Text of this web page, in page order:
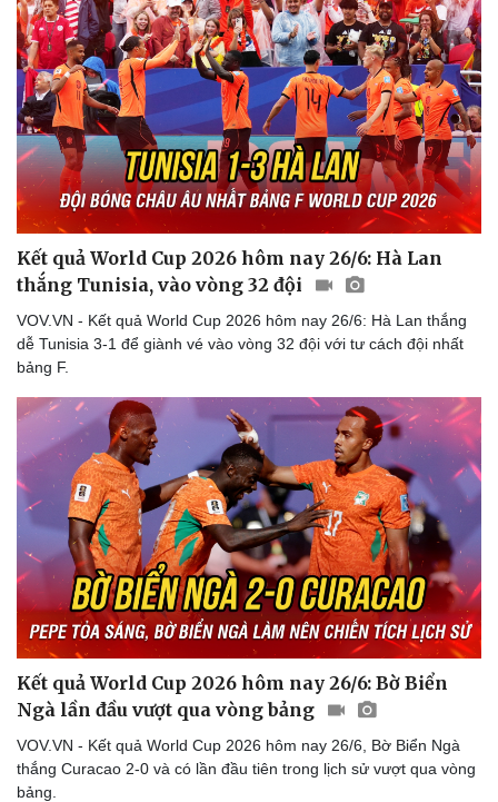
Thể thao
Bóng đá
Lịch thi đấu bóng đá
Thế giới thể thao
eSports
Hậu trường
Ô tô - Xe máy
Xe máy
Tư vấn
Kết quả World Cup 2026 hôm nay 26/6: Hà Lan
thắng Tunisia, vào vòng 32 đội
VOV.VN - Kết quả World Cup 2026 hôm nay 26/6: Hà Lan thắng
dễ Tunisia 3-1 để giành vé vào vòng 32 đội với tư cách đội nhất
bảng F.
Kết quả World Cup 2026 hôm nay 26/6: Bờ Biển
Ngà lần đầu vượt qua vòng bảng
VOV.VN - Kết quả World Cup 2026 hôm nay 26/6, Bờ Biển Ngà
thắng Curacao 2-0 và có lần đầu tiên trong lịch sử vượt qua vòng
bảng.